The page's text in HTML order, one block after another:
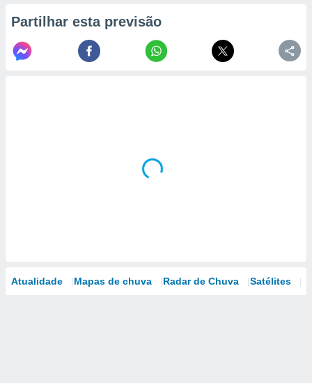
Partilhar esta previsão
Atualidade Mapas de chuva Radar de Chuva Satélites